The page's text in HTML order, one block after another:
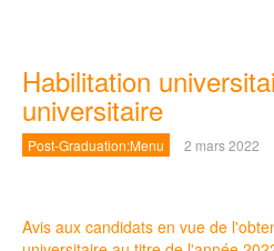
Habilitation
universitaire
Post-Graduation:Menu 2 mars 2022
Avis aux candidats en vue de